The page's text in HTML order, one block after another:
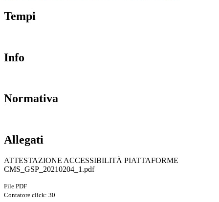
Tempi
Info
Normativa
Allegati
ATTESTAZIONE ACCESSIBILITÀ PIATTAFORME
CMS_GSP_20210204_1.pdf
File PDF
Contatore click: 30